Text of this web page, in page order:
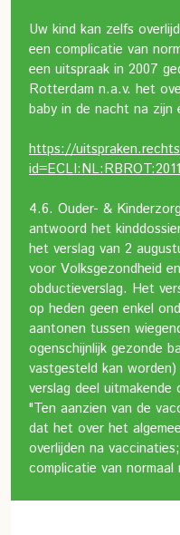
Uw kind kan zelfs
een complicatie van
een uitspraak in 2007
Rotterdam n.a.v. het
baby in de nacht na zijn
https://
4.6. Ouder- &
antwoord het
het verslag van 2
voor Volksgezondheid
obductieverslag. Het
op heden geen enkel
aantonen tussen
ogenschijnlijk gezonde
vastgesteld kan
verslag deel
"Ten aanzien van de
dat het over het
overlijden na
complicatie van normaal